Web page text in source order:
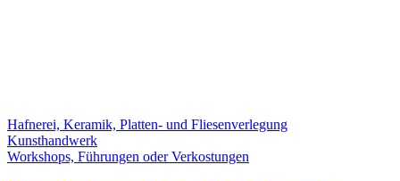
Hafnerei, Keramik, Platten- und Fliesenverlegung
Kunsthandwerk
Workshops, Führungen oder Verkostungen